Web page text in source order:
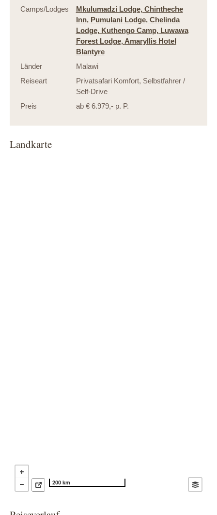
Camps/Lodges Mkulumadzi Lodge, Chintheche
Inn, Pumulani Lodge, Chelinda
Lodge, Kuthengo Camp, Luwawa
Forest Lodge, Amaryllis Hotel
Blantyre
Länder
Malawi
Reiseart
Privatsafari Komfort, Selbstfahrer /
Self-Drive
Preis
ab € 6.979,- p. P.
Landkarte
200 km